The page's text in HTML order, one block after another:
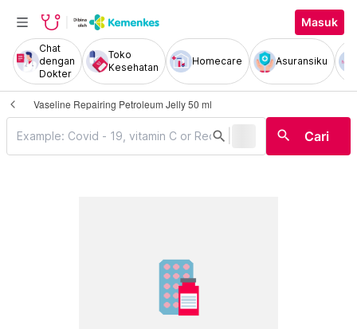
Masuk
Chat
dengan
Dokter
Toko
Kesehatan
Homecare Asuransiku
Vaseline Repairing Petroleum Jelly 50 ml
search search Cari